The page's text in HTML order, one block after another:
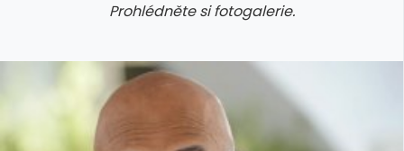
Prohlédněte si fotogalerie.